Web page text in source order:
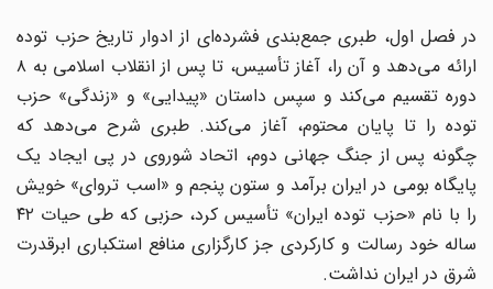
در فصل اول، طبری جمع‌بندی فشرده‌ای از ادوار تاریخ حزب توده
ارائه می‌دهد و آن را، آغاز تأسیس، تا پس از انقلاب اسلامی به ۸
دوره تقسیم می‌کند و سپس داستان «پیدایی» و «زندگی» حزب
توده را تا پایان محتوم، آغاز می‌کند. طبری شرح می‌دهد که
چگونه پس از جنگ جهانی دوم، اتحاد شوروی در پی ایجاد یک
پایگاه بومی در ایران برآمد و ستون پنجم و «اسب تروای» خویش
را با نام «حزب توده ایران» تأسیس کرد، حزبی که طی حیات ۴۲
ساله خود رسالت و کارکردی جز کارگزاری منافع استکباری ابرقدرت
شرق در ایران نداشت.